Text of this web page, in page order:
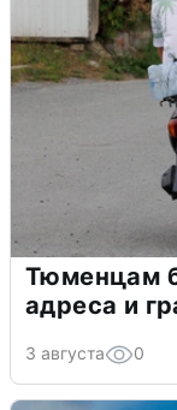
Тюменцам
адреса и
3 августа 0